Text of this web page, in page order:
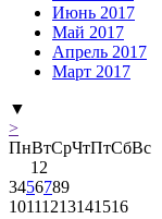
Июнь 2017
Май 2017
Апрель 2017
Март 2017
▼
>
ПнВтСрЧтПтСбВс
1 2
3456789
10111213141516